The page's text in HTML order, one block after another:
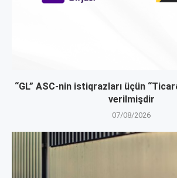
“GL” ASC-nin istiqrazları üçün
verilmişdir
07/08/2026